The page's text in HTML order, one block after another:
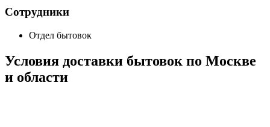
Сотрудники
Отдел бытовок
Условия доставки бытовок по Москве
и области